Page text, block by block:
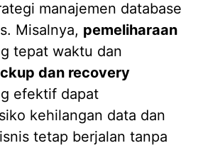
manajemen database
Misalnya, pemeliharaan
tepat waktu dan
dan recovery
efektif dapat
kehilangan data dan
tetap berjalan tanpa